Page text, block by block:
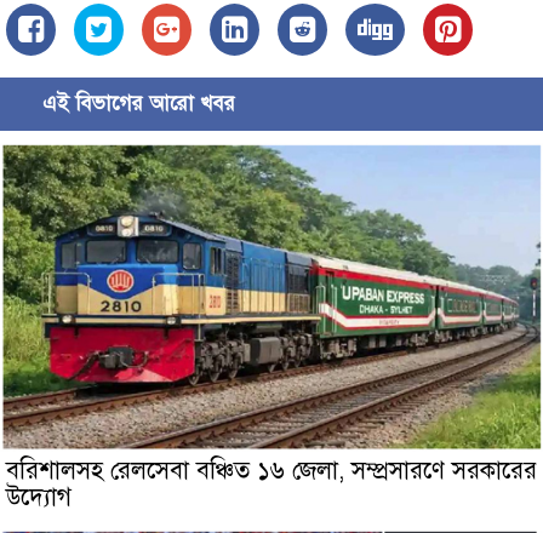
এই বিভাগের আরো খবর
বরিশালসহ রেলসেবা বঞ্চিত ১৬ জেলা, সম্প্রসারণে সরকারের
উদ্যোগ